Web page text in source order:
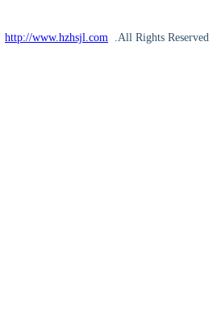
http://www.hzhsjl.com .All Rights Reserved